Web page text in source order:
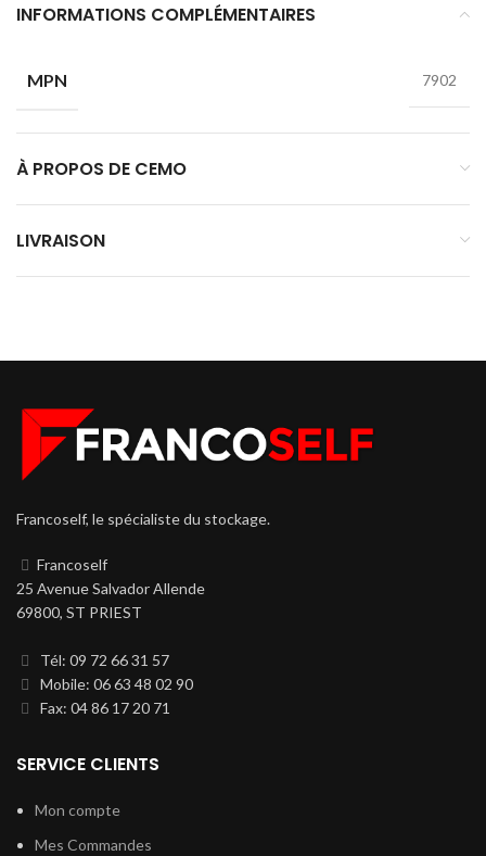
INFORMATIONS COMPLÉMENTAIRES
MPN 7902
À PROPOS DE CEMO
LIVRAISON
Francoself, le spécialiste du stockage.
Francoself
25 Avenue Salvador Allende
69800, ST PRIEST
Tél: 09 72 66 31 57
Mobile: 06 63 48 02 90
Fax: 04 86 17 20 71
SERVICE CLIENTS
Mon compte
Mes Commandes